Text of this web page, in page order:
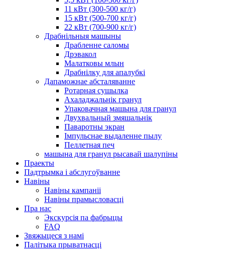
11 кВт (300-500 кг/г)
15 кВт (500-700 кг/г)
22 кВт (700-900 кг/г)
Драбнільныя машыны
Драбленне саломы
Дрэвакол
Малатковы млын
Драбнілку для апалубкі
Дапаможнае абсталяванне
Ротарная сушылка
Ахаладжальнік гранул
Упаковачная машына для гранул
Двухвальный змяшальнік
Паваротны экран
Імпульснае выдаленне пылу
Пеллетная печ
машына для гранул рысавай шалупіны
Праекты
Падтрымка і абслугоўванне
Навіны
Навіны кампаніі
Навіны прамысловасці
Пра нас
Экскурсія па фабрыцы
FAQ
Звяжыцеся з намі
Палітыка прыватнасці